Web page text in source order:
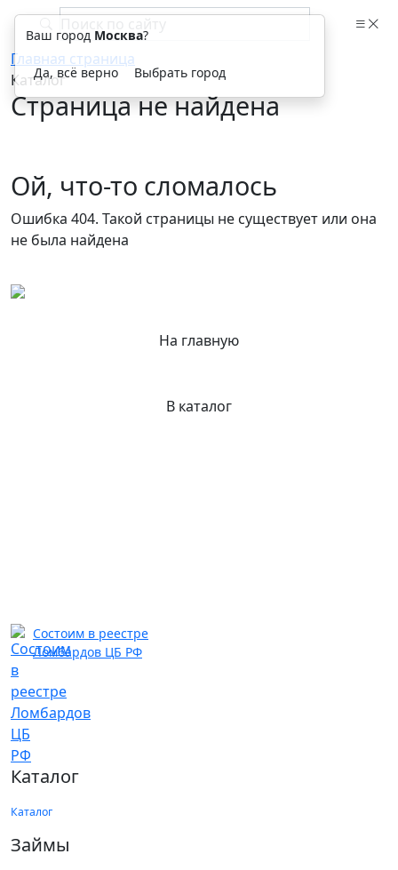
Главная страница
Каталог
Страница не найдена
Ой, что-то сломалось
Ошибка 404. Такой страницы не существует или она
не была найдена
На главную
В каталог
Состоим в реестре
Ломбардов ЦБ РФ
Каталог
Каталог
Займы
Ваш город Москва?
Да, всё верно Выбрать город